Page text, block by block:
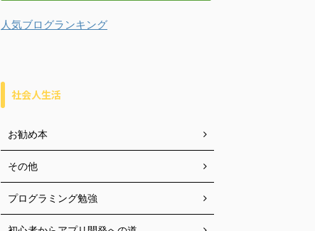
人気ブログランキング
社会人生活
お勧め本
その他
プログラミング勉強